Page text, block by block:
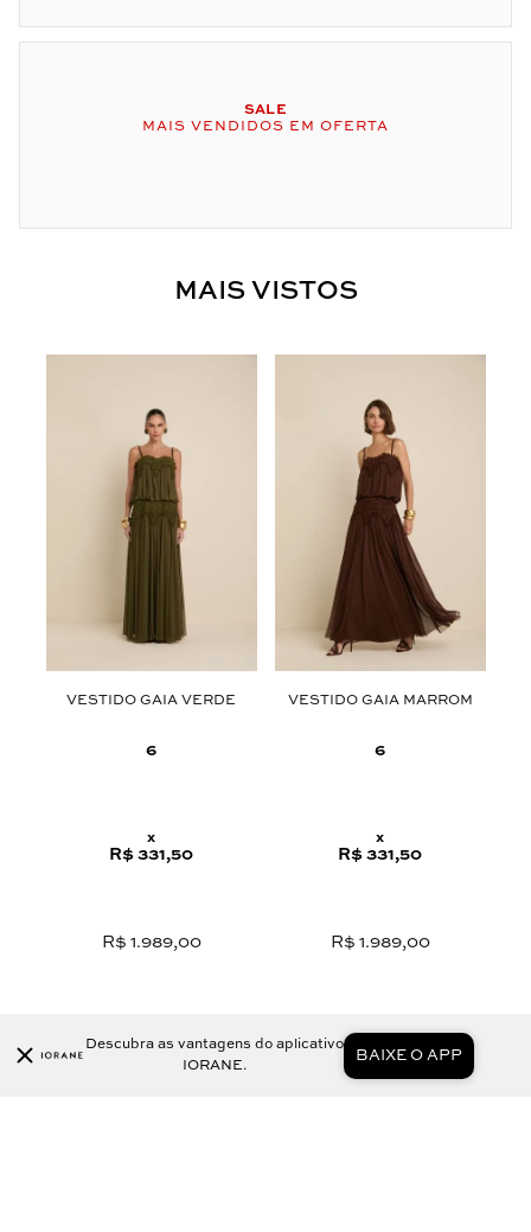
SALE
MAIS VENDIDOS EM OFERTA
MAIS VISTOS
VESTIDO GAIA VERDE
6
x
R$ 331,50
R$ 1.989,00
VESTIDO GAIA MARROM
6
x
R$ 331,50
R$ 1.989,00
Descubra as vantagens do aplicativo
IORANE.
BAIXE O APP